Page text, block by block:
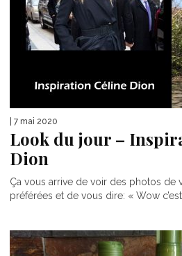
| 7 mai 2020
Look du jour –
Dion
Ça vous arrive de voir des photos de
préférées et de vous dire: « Wow